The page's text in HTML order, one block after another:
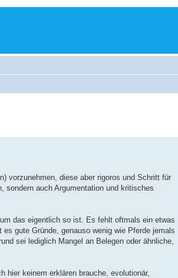
vorzunehmen, diese aber rigoros und Schritt für
sondern auch Argumentation und kritisches
das eigentlich so ist. Es fehlt oftmals ein etwas
gute Gründe, genauso wenig wie Pferde jemals
sei lediglich Mangel an Belegen oder ähnliche,
hier keinem erklären brauche, evolutionär,